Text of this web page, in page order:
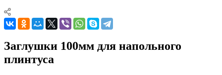
Заглушки 100мм для напольного
плинтуса